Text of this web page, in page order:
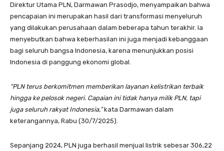
Direktur Utama PLN, Darmawan Prasodjo, menyampaikan bahwa
pencapaian ini merupakan hasil dari transformasi menyeluruh
yang dilakukan perusahaan dalam beberapa tahun terakhir. Ia
menyebutkan bahwa keberhasilan ini juga menjadi kebanggaan
bagi seluruh bangsa Indonesia, karena menunjukkan posisi
Indonesia di panggung ekonomi global.
“PLN terus berkomitmen memberikan layanan kelistrikan terbaik
hingga ke pelosok negeri. Capaian ini tidak hanya milik PLN, tapi
juga seluruh rakyat Indonesia,”kata Darmawan dalam
keterangannya, Rabu (30/7/2025).
Sepanjang 2024, PLN juga berhasil menjual listrik sebesar 306,22